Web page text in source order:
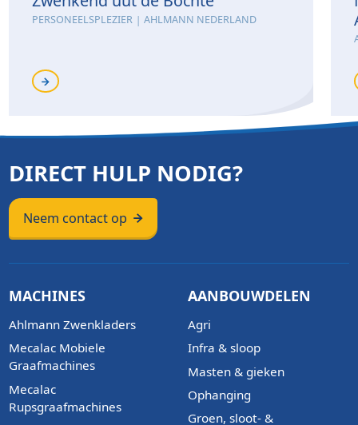
PERSONEELSPLEZIER AHLMANN NEDERLAND
DIRECT HULP NODIG?
Neem contact op
MACHINES
Ahlmann Zwenkladers
Mecalac Mobiele
Graafmachines
Mecalac
Rupsgraafmachines
AANBOUWDELEN
Agri
Infra & sloop
Masten & gieken
Ophanging
Groen, sloot- &